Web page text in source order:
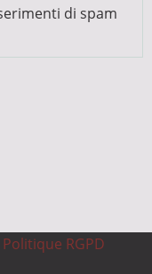
di spam
Politique RGPD